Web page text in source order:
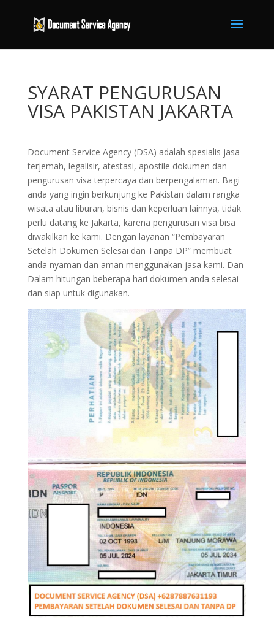
SYARAT PENGURUSAN
VISA PAKISTAN JAKARTA
Document Service Agency (DSA) adalah spesialis jasa
terjemah, legalisir, atestasi, apostile dokumen dan
pengurusan visa terpercaya dan berpengalaman. Bagi
anda yang ingin berkunjung ke Pakistan dalam rangka
wisata atau liburan, bisnis dan keperluan lainnya, tidak
perlu datang ke Jakarta, karena pengurusan visa bisa
diwakilkan ke kami. Dengan layanan “Pembayaran
Setelah Dokumen Selesai dan Tanpa DP” membuat
anda nyaman dan aman menggunakan jasa kami. Dan
Dalam hitungan beberapa hari dokumen anda selesai
dan siap untuk digunakan.